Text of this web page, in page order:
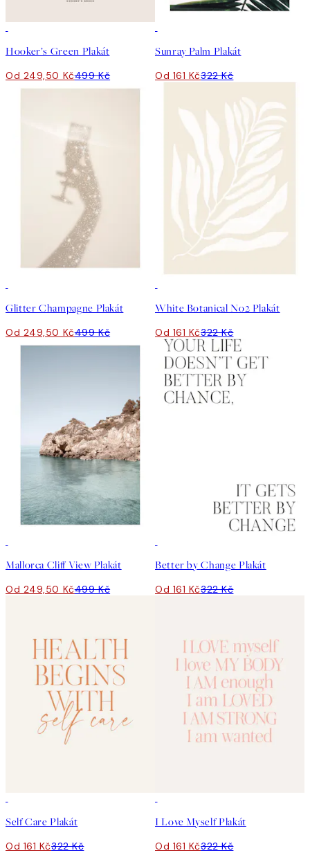
Hooker’s Green Plakát
Od 249,50 Kč499 Kč
Sunray Palm Plakát
Od 161 Kč322 Kč
Glitter Champagne Plakát
Od 249,50 Kč499 Kč
White Botanical No2 Plakát
Od 161 Kč322 Kč
Mallorca Cliff View Plakát
Od 249,50 Kč499 Kč
Better by Change Plakát
Od 161 Kč322 Kč
Self Care Plakát
Od 161 Kč322 Kč
I Love Myself Plakát
Od 161 Kč322 Kč